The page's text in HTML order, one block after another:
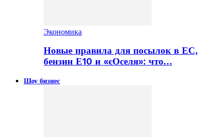
Экономика
Новые правила для посылок в ЕС,
бензин Е10 и «єОселя»: что…
Шоу бизнес